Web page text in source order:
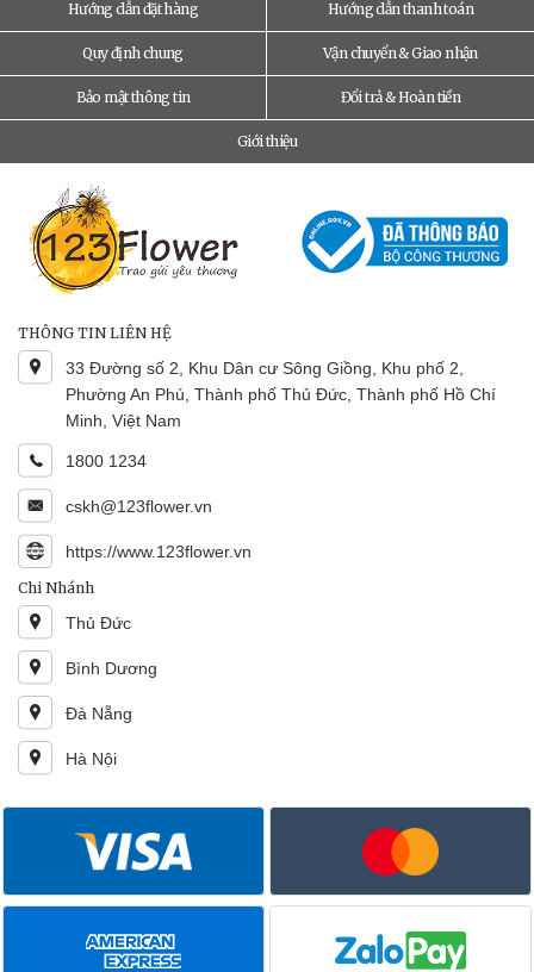
Hướng dẫn đặt hàng Hướng dẫn thanh toán
Quy định chung Vận chuyển & Giao nhận
Bảo mật thông tin Đổi trả & Hoàn tiền
Giới thiệu
THÔNG TIN LIÊN HỆ
33 Đường số 2, Khu Dân cư Sông Giồng, Khu phố 2,
Phường An Phú, Thành phố Thủ Đức, Thành phố Hồ Chí
Minh, Việt Nam
1800 1234
cskh@123flower.vn
https://www.123flower.vn
Chi Nhánh
Thủ Đức
Bình Dương
Đà Nẵng
Hà Nội